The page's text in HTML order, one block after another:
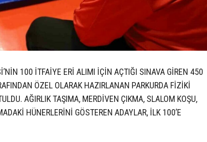
100 İTFAİYE ERİ ALIMI İÇİN AÇTIĞI SINAVA GİREN 450
ÖZEL OLARAK HAZIRLANAN PARKURDA FİZİKİ
AĞIRLIK TAŞIMA, MERDİVEN ÇIKMA, SLALOM KOŞU,
HÜNERLERİNİ GÖSTEREN ADAYLAR, İLK 100’E